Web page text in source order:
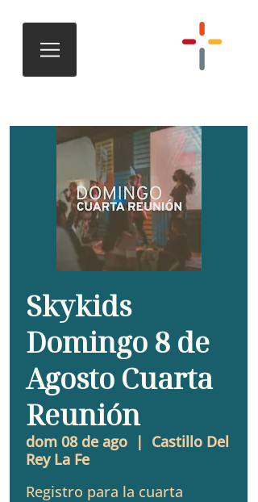
Skykids
Domingo 8 de
Agosto Cuarta
Reunión
dom 08 de ago
  |
Castillo Del
Rey La Fe
Registro para la cuarta